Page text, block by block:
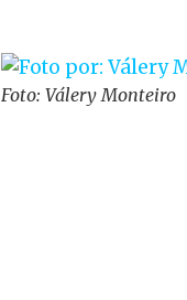
Foto: Válery Monteiro